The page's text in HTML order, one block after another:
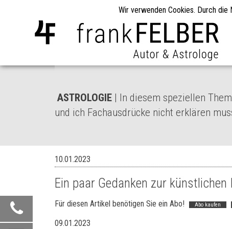
ASTROLOGIE | In diesem speziellen
und ich Fachausdrücke nicht erklären
10.01.2023
Ein paar Gedanken zur künstlichen
Für diesen Artikel benötigen Sie ein Abo! Abo kaufen
09.01.2023
Wir verwenden Cookies. Durch